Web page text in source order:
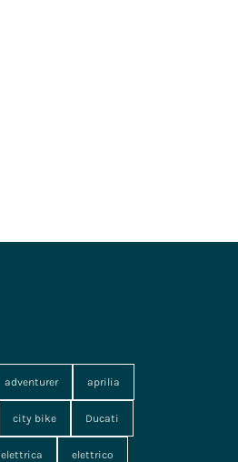
adventurer aprilia
city bike Ducati
elettrica elettrico